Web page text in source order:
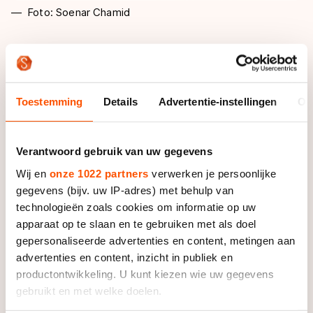
Toestemming Details Advertentie-instellingen
Verantwoord gebruik van uw gegevens
Wij en onze 1022 partners verwerken je persoonlijke
gegevens (bijv. uw IP-adres) met behulp van
technologieën zoals cookies om informatie op uw
apparaat op te slaan en te gebruiken met als doel
gepersonaliseerde advertenties en content, metingen aan
advertenties en content, inzicht in publiek en
productontwikkeling. U kunt kiezen wie uw gegevens
gebruikt en met welke doelen.
Foto: Soenar Chamid
De Twentse ging er in 39,04 overtuigend met de
overwinning vandoor en verbeterde daarmee het
Oenema. “Het was een prima race en een baanrecord
is natuurlijk mooi meegenomen”, vertelt Ter Mors na de
Toch was de Enschedese op voorhand niet met haar
eindtijd bezig. “Ik pak dit echt aan als een
trainingswedstrijd, ik had ook geen idee wat het
baanrecord was, dat merkte ik pas toen ik over de
streep kwam. Maar het voelt goed en dat is fijn.”
De rijdster van Team Afterpay bleef in de mist van
Deventer haar ploeggenotes Bo van der Werff (39,48)